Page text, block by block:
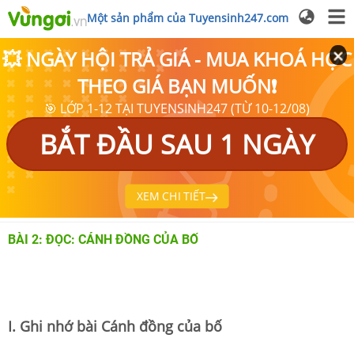
Một sản phẩm của Tuyensinh247.com
💥 NGÀY HỘI TRẢ GIÁ - MUA KHOÁ HỌC
THEO GIÁ BẠN MUỐN❗
🎯 LỚP 1-12 TẠI TUYENSINH247 (TỪ 10-12/08)
BẮT ĐẦU SAU 1 NGÀY
XEM CHI TIẾT
BÀI 2: ĐỌC: CÁNH ĐỒNG CỦA BỐ
I. Ghi nhớ bài Cánh đồng của bố